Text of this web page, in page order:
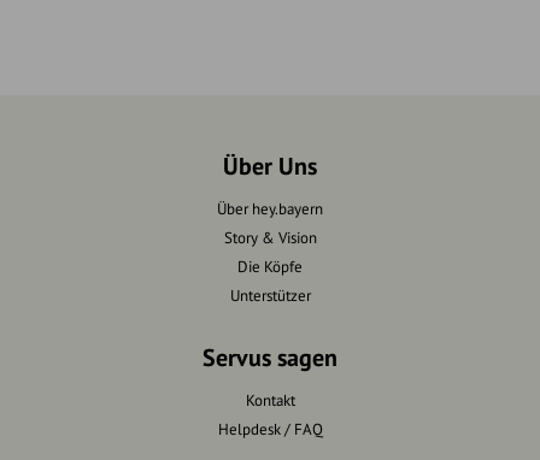
Über Uns
Über hey.bayern
Story & Vision
Die Köpfe
Unterstützer
Servus sagen
Kontakt
Helpdesk / FAQ